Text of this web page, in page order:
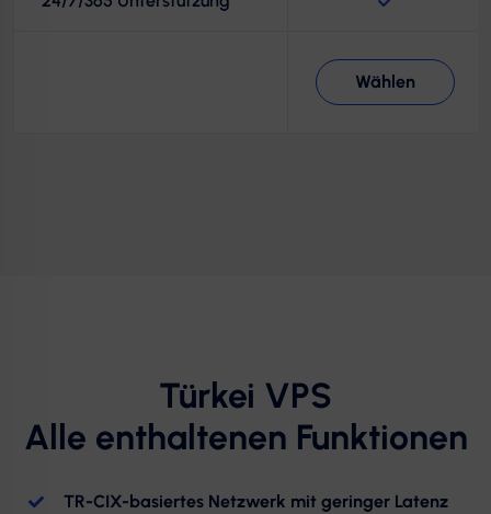
Wählen
Türkei VPS
Alle enthaltenen Funktionen
TR-CIX-basiertes Netzwerk mit geringer Latenz